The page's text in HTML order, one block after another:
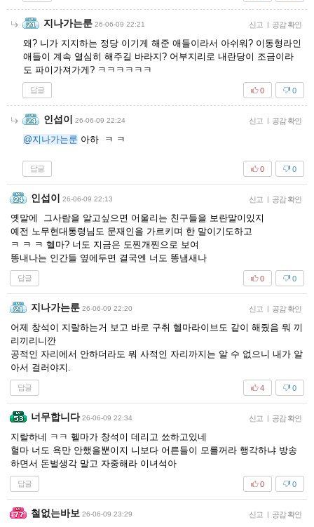
지나가는룬 26-06-09 22:21 신고 | 공감 확인
왜? 니가 지지하는 정당 이기게 해준 애들이라서 아쉬워? 이동형라인
애들이 계속 열심히 해주길 바라지? 어부지리로 내란당이 조금이라
도 파이가져가게? ㅋㅋㅋㅋㅋㅋ
답글 0
0
인섭이 26-06-09 22:24 신고 | 공감 확인
@지나가는룬 아하 ㅋ ㅋ
답글 0
0
인섭이 26-06-09 22:13 신고 | 공감 확인
옛말에 그사람을 알고싶으면 어울리는 친구들을 보란말이있지
예전 노무현대통령님도 문재인을 가르키며 한 말이기도하고
ㅋ ㅋ ㅋ 헬마? 너도 지금은 도찐개찐으로 보여
똥내나는 인간들 옆에두면 결국엔 너도 똥냄새나
답글 0
0
지나가는룬 26-06-09 22:20 신고 | 공감 확인
어제 창석이 지랄하는거 보고 바로 구취 헬마라이브도 같이 해줬음 뭐 끼
리끼리니깐
공적인 자리에서 안하더라도 뭐 사적인 자리까지는 알 수 없으니 내가 알
아서 걸러야지.
답글 0
4
너무합니다 26-06-09 22:34 신고 | 공감 확인
지랄하네 ㅋㅋ 헬마가 창석이 데리고 쑈하고있네
헐마 너도 욕만 안했을뿐이지 니보다 어른들이 모를꺼라 행각하냐 방송
하면서 돈벌생각 말고 자중해라 이녀석아
답글 0
0
철없는바보 26-06-09 23:29 신고 | 공감 확인